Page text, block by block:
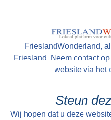
FrieslandWonderland,
Friesland. Neem contact
website via het
Steun
Wij hopen dat u deze